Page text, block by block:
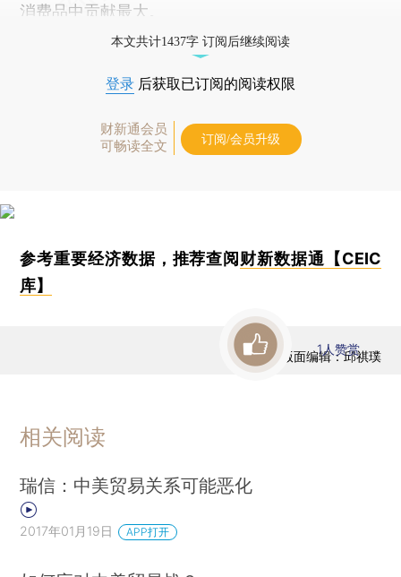
消费品中贡献最大。
本文共计1437字 订阅后继续阅读
登录 后获取已订阅的阅读权限
财新通会员
可畅读全文
订阅/会员升级
参考重要经济数据，推荐查阅 财新数据通【CEIC
库】
版面编辑：邱祺璞
1人赞赏
相关阅读
瑞信：中美贸易关系可能恶化
2017年01月19日 APP打开